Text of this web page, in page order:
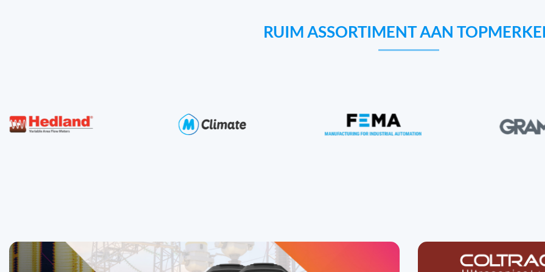
RUIM ASSORTIMENT AAN